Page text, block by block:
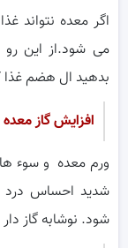
اگر معده نتواند
می شود.از این رو
بدهید ال هضم
افزایش گاز معده
ورم معده و سوء
شدید احساس
شود. نوشابه گاز